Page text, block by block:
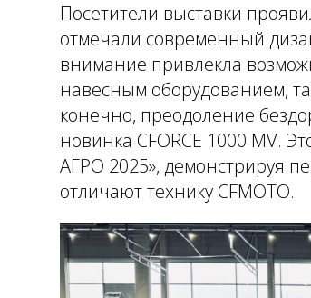
Посетители выставки
отмечали современный
внимание привлекла
навесным оборудованием,
конечно, преодоление
новинка CFORCE 1000 MV.
АГРО 2025», демонстрируя
отличают технику CFMOTO.